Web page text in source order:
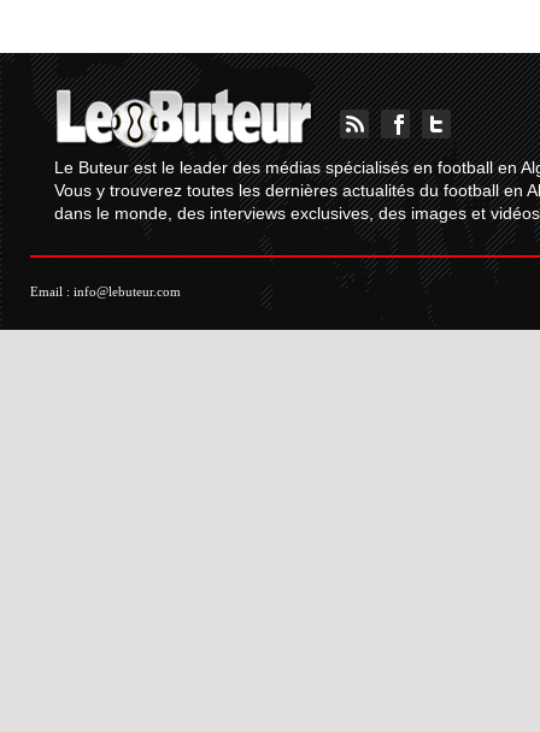
Le Buteur est le leader des médias spécialisés en football en
Vous y trouverez toutes les dernières actualités du football en
dans le monde, des interviews exclusives, des images et
Email : info@lebuteur.com